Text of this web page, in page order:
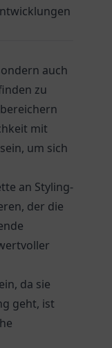
auch
zu
mit
um sich
an Styling-
der die
da sie
geht, ist